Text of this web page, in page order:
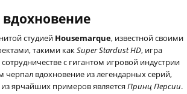
студией Housemarque, известной своими
такими какSuper Stardust HD, игра
с гигантом игровой индустрии
черпал вдохновение из легендарных серий,
ярчайших примеров является Принц Персии.